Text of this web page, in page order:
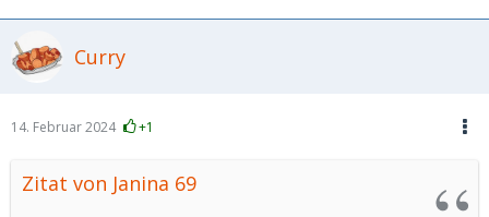
Curry
14. Februar 2024 +1
Zitat von Janina 69